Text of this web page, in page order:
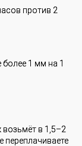
против 2
1 мм на 1
в 1,5–2
переплачиваете